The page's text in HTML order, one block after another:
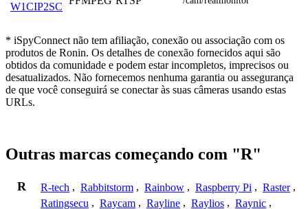
W1CIP2SC
* iSpyConnect não tem afiliação, conexão ou associação com os
produtos de Ronin. Os detalhes de conexão fornecidos aqui são
obtidos da comunidade e podem estar incompletos, imprecisos ou
desatualizados. Não fornecemos nenhuma garantia ou assegurança
de que você conseguirá se conectar às suas câmeras usando estas
URLs.
Outras marcas começando com "R"
R R-tech , Rabbitstorm , Rainbow , Raspberry Pi , Raster ,
Ratingsecu , Raycam , Rayline , Raylios , Raynic ,